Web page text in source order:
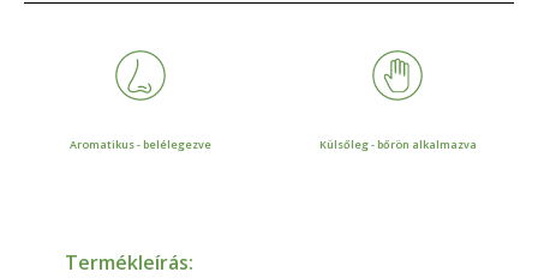
Aromatikus - belélegezve Külsőleg - bőrön alkalmazva
Termékleírás: